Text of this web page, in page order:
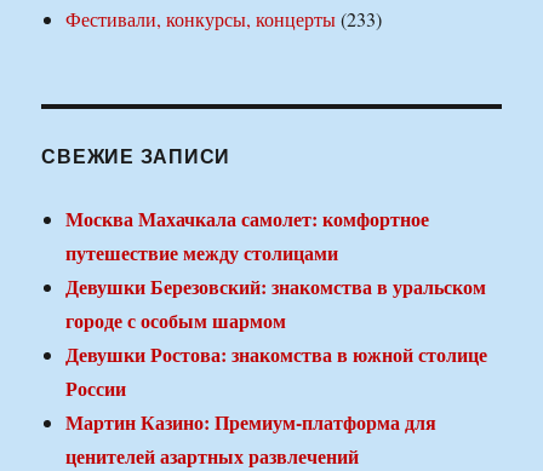
Фестивали, конкурсы, концерты(233)
СВЕЖИЕ ЗАПИСИ
Москва Махачкала самолет: комфортное
путешествие между столицами
Девушки Березовский: знакомства в уральском
городе с особым шармом
Девушки Ростова: знакомства в южной столице
России
Мартин Казино: Премиум-платформа для
ценителей азартных развлечений